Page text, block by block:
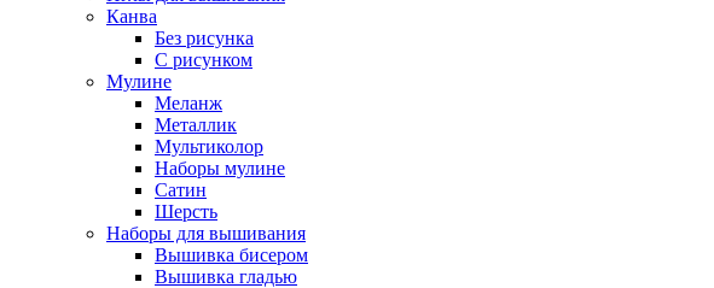
Канва
Без рисунка
С рисунком
Мулине
Меланж
Металлик
Мультиколор
Наборы мулине
Сатин
Шерсть
Наборы для вышивания
Вышивка бисером
Вышивка гладью